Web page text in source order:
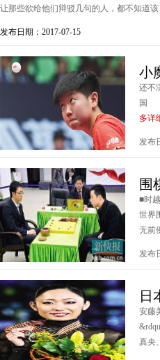
让那些欲给他们辩驳几句的人，都不知道该
发布日期：2017-07-15
小
还不
国
多详
发布
围
■时
世界
无前
发布
日
安藤
真央